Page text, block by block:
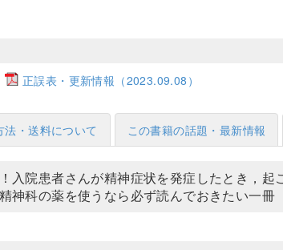
正誤表・更新情報（2023.09.08）
法・送料について この書籍の話題・最新情報
入院患者さんが精神症状を発症したとき，起
神科の薬を使うなら必ず読んでおきたい一冊